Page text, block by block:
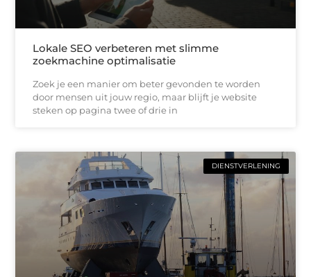
Lokale SEO verbeteren met slimme
zoekmachine optimalisatie
Zoek je een manier om beter gevonden te worden
door mensen uit jouw regio, maar blijft je website
steken op pagina twee of drie in
DIENSTVERLENING